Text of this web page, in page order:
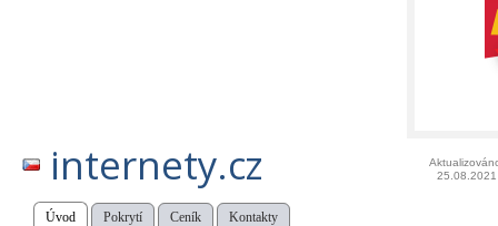
internety.cz
25.08.2021
Úvod Pokrytí Ceník Kontakty